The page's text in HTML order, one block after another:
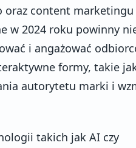
oraz content marketingu
w 2024 roku powinny
i angażować
formy, takie
autorytetu marki i
takich jak AI czy